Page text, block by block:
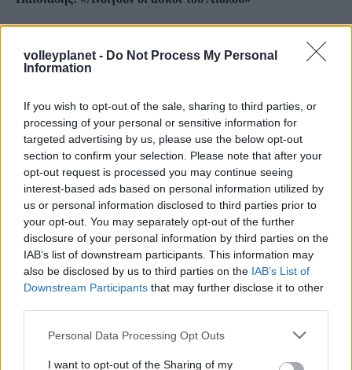
volleyplanet - Do Not Process My Personal
Information
If you wish to opt-out of the sale, sharing to third parties, or
processing of your personal or sensitive information for
targeted advertising by us, please use the below opt-out
section to confirm your selection. Please note that after your
opt-out request is processed you may continue seeing
interest-based ads based on personal information utilized by
us or personal information disclosed to third parties prior to
your opt-out. You may separately opt-out of the further
disclosure of your personal information by third parties on the
IAB’s list of downstream participants. This information may
also be disclosed by us to third parties on the IAB’s List of
Downstream Participants that may further disclose it to other
Please note that this website/app uses one or more Google
not limited to your visit or usage behaviour. You may click to
Personal Data Processing Opt Outs
I want to opt-out of the Sharing of my
Από την πλευρά του ο Κώστας Παϊσιάδης, μέλος του
ΤΑΑ ΠΑΟΚ είπε: «Δεν θα αναφερθώ καθόλου σε
παλαιότερους εκπροσώπους ομάδων στη Λίγκα και
πραγματικά εκφράζω την απογοήτευση μου ειδικά σε
ένα άθλημα που δεν διακυβεύονται εκατομμύρια.
Σκοπός της ΕΣΑΠ θα έπρεπε να είναι το γενικό σύνολο
και η ανάδειξη του αθλήματος. Πλέον με αυτή την
απόφαση διαλύεται αυτή η όμορφη σχέση και ανοίγουν
οι ασκοί του Αιόλου. Είναι φανερό ότι ο ΠΑΟΚ
βάλλεται. Νιώθω απογοητευμένος από αυτή την εξέλιξη.
Για να παρθεί μια απόφαση σε ένα τέτοιο θέμα όπως
ήταν η αναβολή δεν χρειαζόταν ούτε προκήρυξη. Είναι
προφανές ότι μια ομάδα δεν μπορεί να δώσει μέσα σε